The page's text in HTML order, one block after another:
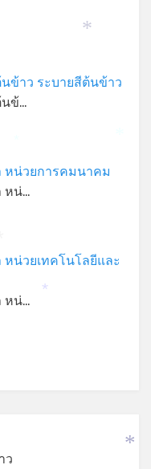
ข้าว ระบายสีต้นข้าว
นข้…
หน่วยการคมนาคม
หน่…
หน่วยเทคโนโลยีและ
หน่…
ว